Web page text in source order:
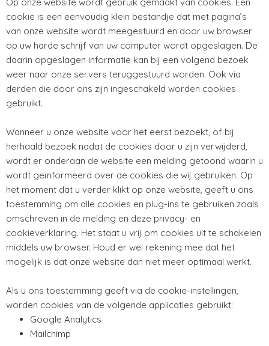
cookie is een eenvoudig klein bestandje dat met pagina’s
van onze website wordt meegestuurd en door uw browser
op uw harde schrijf van uw computer wordt opgeslagen. De
daarin opgeslagen informatie kan bij een volgend bezoek
weer naar onze servers teruggestuurd worden. Ook via
derden die door ons zijn ingeschakeld worden cookies
gebruikt.
Wanneer u onze website voor het eerst bezoekt, of bij
herhaald bezoek nadat de cookies door u zijn verwijderd,
wordt er onderaan de website een melding getoond waarin u
wordt geïnformeerd over de cookies die wij gebruiken. Op
het moment dat u verder klikt op onze website, geeft u ons
toestemming om alle cookies en plug-ins te gebruiken zoals
omschreven in de melding en deze privacy- en
cookieverklaring. Het staat u vrij om cookies uit te schakelen
middels uw browser. Houd er wel rekening mee dat het
mogelijk is dat onze website dan niet meer optimaal werkt.
Als u ons toestemming geeft via de cookie-instellingen,
worden cookies van de volgende applicaties gebruikt:
Google Analytics
Mailchimp